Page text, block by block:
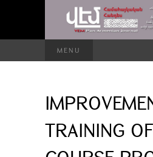
MENU
TRAINING